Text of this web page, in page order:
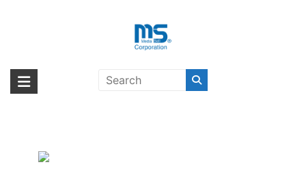
海外輸入ブランド商品｜株式会社
海外事業部が取り揃えている海外輸入商品には、日本では珍しい「海外ブ
ランド」をはじめ「ユニークな商品」「機能的な商品」「コストパフォー
Pro Max用ケース DONT BE